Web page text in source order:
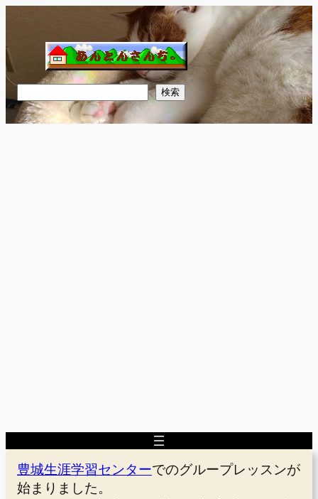
を
ス
キ
ッ
プ
索
検索
豊城生涯学習センターでのグループレッスンが
始まりました。